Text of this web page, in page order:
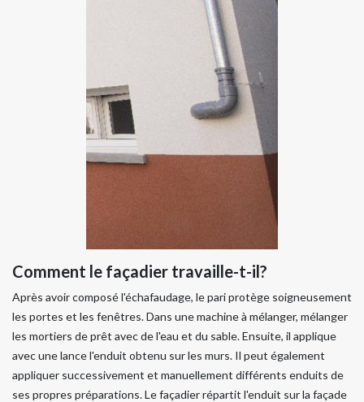
Comment le façadier travaille-t-il?
Après avoir composé l'échafaudage, le pari protège soigneusement
les portes et les fenêtres. Dans une machine à mélanger, mélanger
les mortiers de prêt avec de l'eau et du sable. Ensuite, il applique
avec une lance l'enduit obtenu sur les murs. Il peut également
appliquer successivement et manuellement différents enduits de
ses propres préparations. Le façadier répartit l'enduit sur la façade